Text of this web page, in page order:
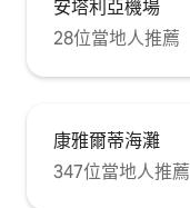
安塔利亞機場
28位當地人推薦
康雅爾蒂海灘
347位當地人推薦